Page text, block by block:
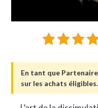
En tant que
sur les achats éligibles.